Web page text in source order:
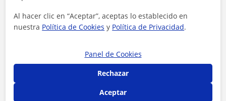
Al hacer clic en “Aceptar”, aceptas lo establecido en
nuestra Política de Cookies y Política de Privacidad.
Panel de Cookies
Rechazar
Aceptar